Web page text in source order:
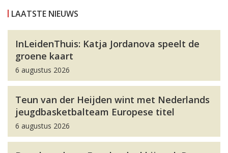
LAATSTE NIEUWS
InLeidenThuis: Katja Jordanova speelt de
groene kaart
6 augustus 2026
Teun van der Heijden wint met Nederlands
jeugdbasketbalteam Europese titel
6 augustus 2026